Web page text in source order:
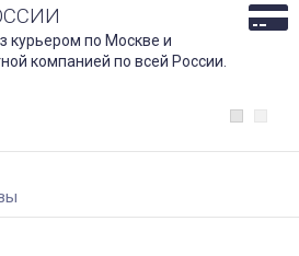
курьером по Москве и
компанией по всей России.